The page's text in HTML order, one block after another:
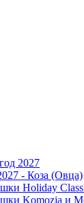
2027
- Коза (Овца)
Holiday
Komozja и